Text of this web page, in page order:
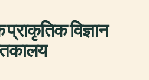
विज्ञान